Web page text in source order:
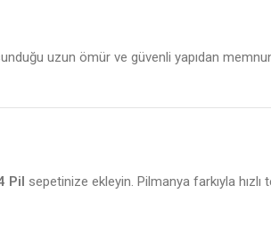
uzun ömür ve güvenli yapıdan
Pil sepetinize ekleyin. Pilmanya farkıyla hızlı